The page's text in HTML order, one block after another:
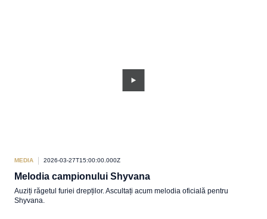
MEDIA 2026-03-27T15:00:00.000Z
Melodia campionului Shyvana
Auziți răgetul furiei drepților. Ascultați acum melodia oficială pentru
Shyvana.